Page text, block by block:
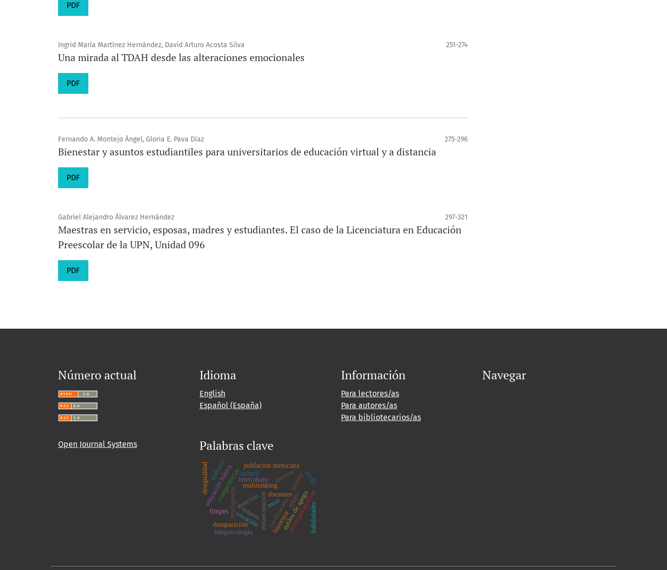
PDF
Ingrid María Martínez Hernández, David Arturo Acosta Silva 251-274
Una mirada al TDAH desde las alteraciones emocionales
PDF
Fernando A. Montejo Ángel, Gloria E. Pava Díaz 275-296
Bienestar y asuntos estudiantiles para universitarios de educación virtual y a distancia
PDF
Gabriel Alejandro Álvarez Hernández 297-321
Maestras en servicio, esposas, madres y estudiantes. El caso de la Licenciatura en Educación
Preescolar de la UPN, Unidad 096
PDF
Número actual Idioma
English
Español (España)
Información
Para lectores/as
Para autores/as
Para bibliotecarios/as
Navegar
Open Journal Systems Palabras clave
multitasking
atenciónemancipaciónveriﬁcación
inteligencia
competencias
tutores
docentes
teletrabajo
apego
cultura
población mexicana
estilos de apego
educación básica docente
vocación acompañamiento
tutor
tutoría
habilidades
desaparición
perﬁl
bienestar
telepsicología
desigualdad pobreza
fimpes